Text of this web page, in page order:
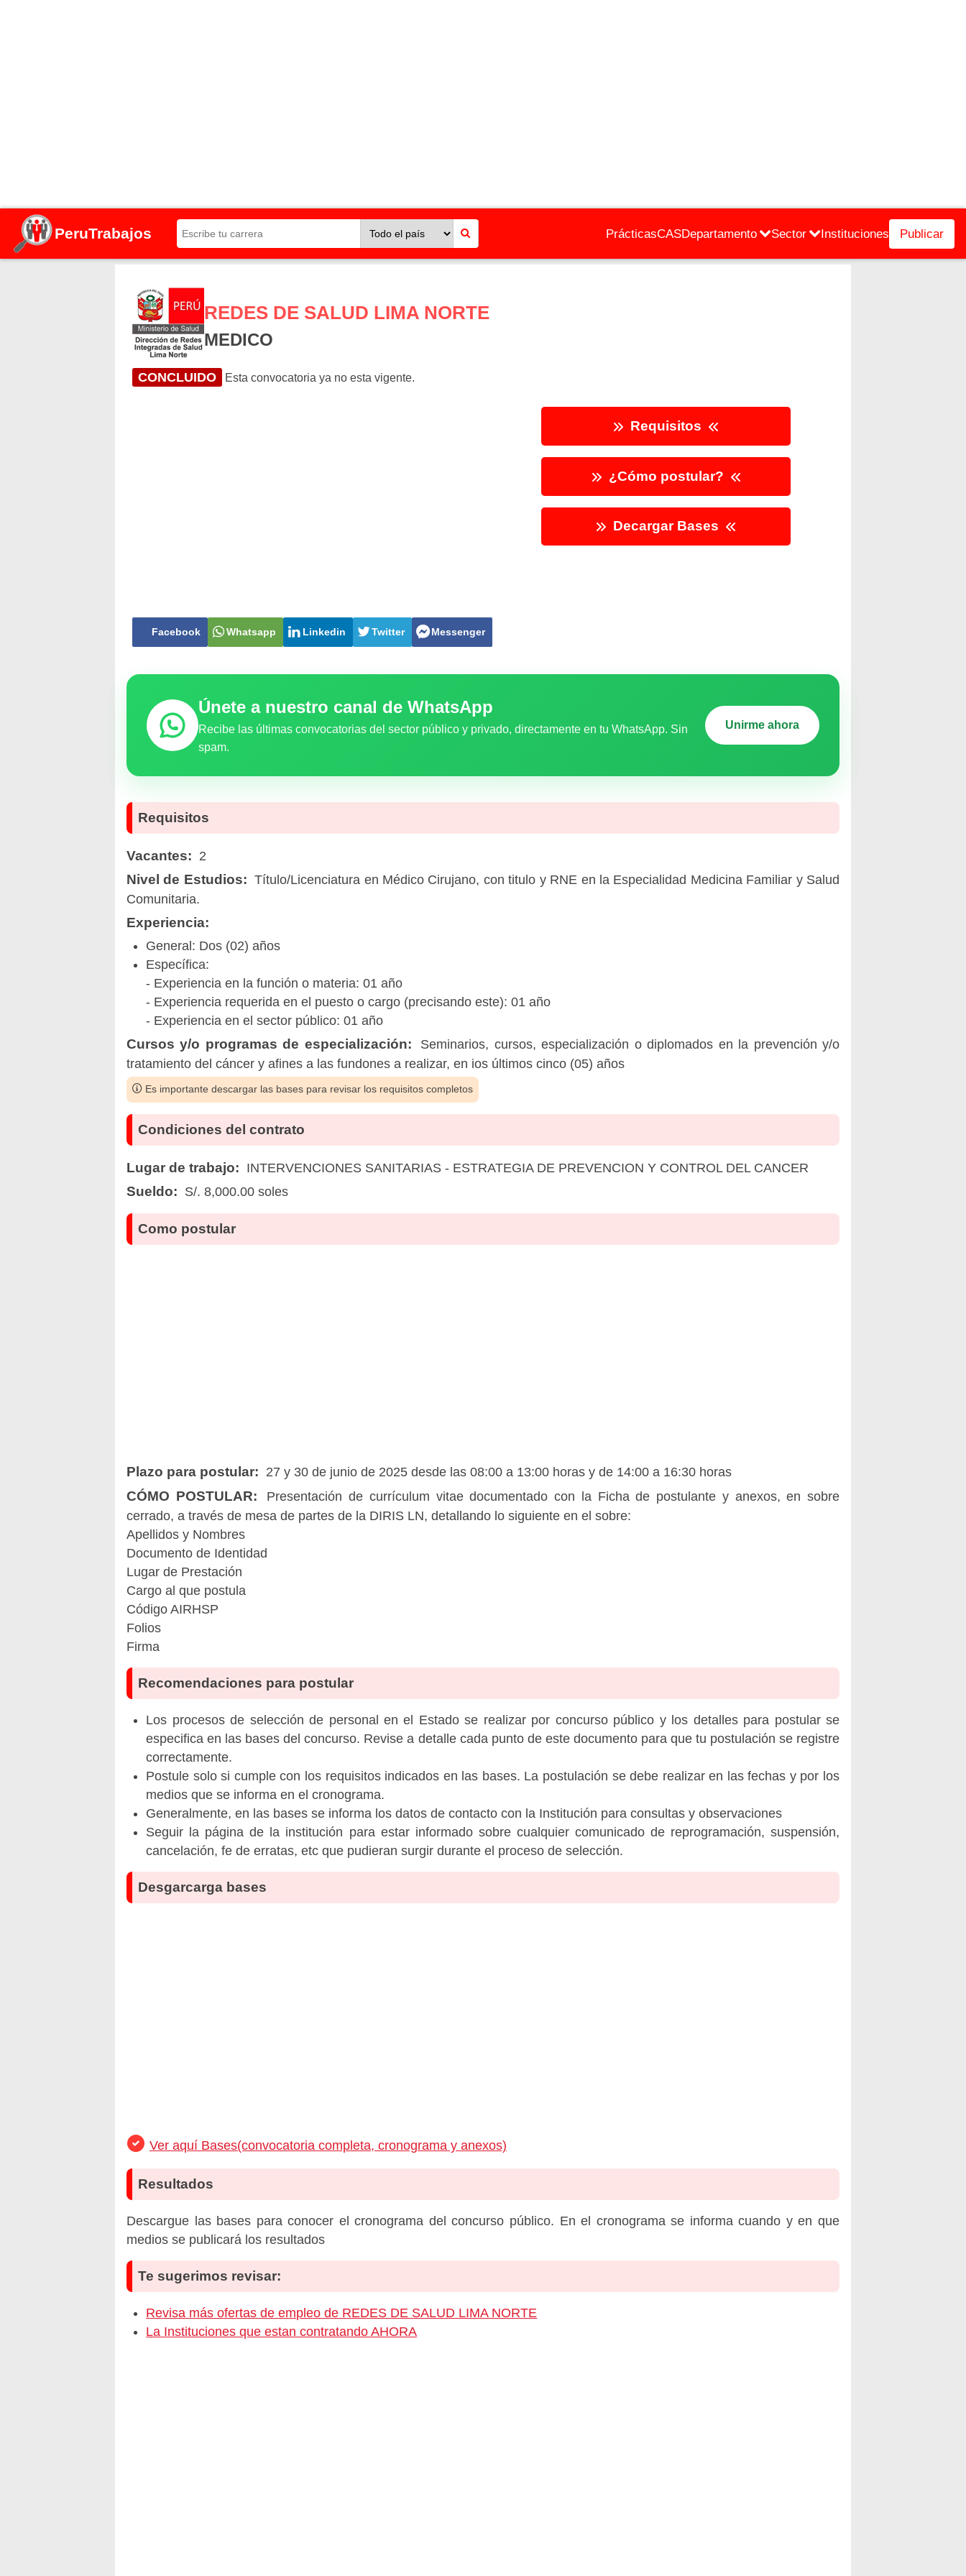
PeruTrabajos PrácticasCASDepartamento Sector Instituciones Publicar
REDES DE SALUD LIMA NORTE
MEDICO
CONCLUIDO Esta convocatoria ya no esta vigente.
Facebook Whatsapp Linkedin Twitter Messenger
Requisitos
¿Cómo postular?
Decargar Bases
Únete a nuestro canal de WhatsApp
Recibe las últimas convocatorias del sector público y privado, directamente en tu WhatsApp. Sin
spam.
Unirme ahora
Requisitos
Vacantes: 2
Nivel de Estudios: Título/Licenciatura en Médico Cirujano, con titulo y RNE en la Especialidad Medicina Familiar y Salud
Comunitaria.
Experiencia:
General: Dos (02) años
Específica:
- Experiencia en la función o materia: 01 año
- Experiencia requerida en el puesto o cargo (precisando este): 01 año
- Experiencia en el sector público: 01 año
Cursos y/o programas de especialización:
Seminarios, cursos, especialización o diplomados en la prevención y/o
tratamiento del cáncer y afines a las fundones a realizar, en ios últimos cinco (05) años
Es importante descargar las bases para revisar los requisitos completos
Condiciones del contrato
Lugar de trabajo: INTERVENCIONES SANITARIAS - ESTRATEGIA DE PREVENCION Y CONTROL DEL CANCER
Sueldo: S/. 8,000.00 soles
Como postular
Plazo para postular: 27 y 30 de junio de 2025 desde las 08:00 a 13:00 horas y de 14:00 a 16:30 horas
CÓMO POSTULAR:
Presentación de currículum vitae documentado con la Ficha de postulante y anexos, en sobre
cerrado, a través de mesa de partes de la DIRIS LN, detallando lo siguiente en el sobre:
Apellidos y Nombres
Documento de Identidad
Lugar de Prestación
Cargo al que postula
Código AIRHSP
Folios
Firma
Recomendaciones para postular
Los procesos de selección de personal en el Estado se realizar por concurso público y los detalles para postular se
especifica en las bases del concurso. Revise a detalle cada punto de este documento para que tu postulación se registre
correctamente.
Postule solo si cumple con los requisitos indicados en las bases. La postulación se debe realizar en las fechas y por los
medios que se informa en el cronograma.
Generalmente, en las bases se informa los datos de contacto con la Institución para consultas y observaciones
Seguir la página de la institución para estar informado sobre cualquier comunicado de reprogramación, suspensión,
cancelación, fe de erratas, etc que pudieran surgir durante el proceso de selección.
Desgarcarga bases
Ver aquí Bases(convocatoria completa, cronograma y anexos)
Resultados
Descargue las bases para conocer el cronograma del concurso público. En el cronograma se informa cuando y en que
medios se publicará los resultados
Te sugerimos revisar:
Revisa más ofertas de empleo de REDES DE SALUD LIMA NORTE
La Instituciones que estan contratando AHORA